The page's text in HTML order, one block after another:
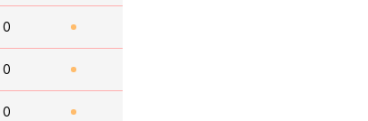
0
0
0